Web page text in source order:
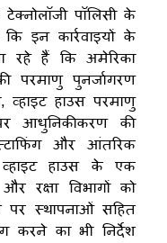
पॉलिसी के
इन कार्रवाइयों के
रहे हैं कि अमेरिका
परमाणु पुनर्जागरण
हाउस परमाणु
आधुनिकीकरण की
और आंतरिक
व्हाइट हाउस के एक
रक्षा विभागों को
स्थापनाओं सहित
करने का भी निर्देश